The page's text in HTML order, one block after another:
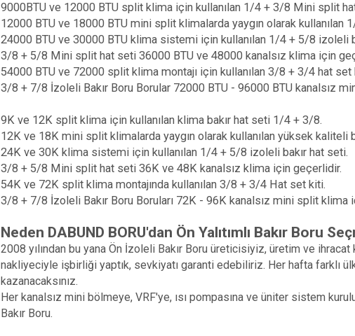
9000BTU ve 12000 BTU split klima için kullanılan 1/4 + 3/8 Mini split
12000 BTU ve 18000 BTU mini split klimalarda yaygın olarak kullanılan
24000 BTU ve 30000 BTU klima sistemi için kullanılan 1/4 + 5/8 izoleli
3/8 + 5/8 Mini split hat seti 36000 BTU ve 48000 kanalsız klima için
54000 BTU ve 72000 split klima montajı için kullanılan 3/8 + 3/4 hat set
3/8 + 7/8 İzoleli Bakır Boru Borular 72000 BTU - 96000 BTU kanalsız
9K ve 12K split klima için kullanılan klima bakır hat seti 1/4 + 3/8.
12K ve 18K mini split klimalarda yaygın olarak kullanılan yüksek kaliteli
24K ve 30K klima sistemi için kullanılan 1/4 + 5/8 izoleli bakır hat seti.
3/8 + 5/8 Mini split hat seti 36K ve 48K kanalsız klima için geçerlidir.
54K ve 72K split klima montajında ​​kullanılan 3/8 + 3/4 Hat set kiti.
3/8 + 7/8 İzoleli Bakır Boru Boruları 72K - 96K kanalsız mini split klima
Neden DABUND BORU'dan Ön Yalıtımlı Bakır Boru
2008 yılından bu yana Ön İzoleli Bakır Boru üreticisiyiz, üretim ve
nakliyeciyle işbirliği yaptık, sevkiyatı garanti edebiliriz. Her hafta farklı
kazanacaksınız.
Her kanalsız mini bölmeye, VRF'ye, ısı pompasına ve üniter sistem
Bakır Boru.